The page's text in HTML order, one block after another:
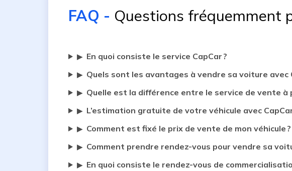
FAQ - Questions fréquemment
▶ En quoi consiste le service CapCar ?
▶ Quels sont les avantages à vendre sa voiture avec
▶ Quelle est la différence entre le service de vente
▶ L’estimation gratuite de votre véhicule avec
▶ Comment est fixé le prix de vente de mon véhicule ?
▶ Comment prendre rendez-vous pour vendre sa
▶ En quoi consiste le rendez-vous de